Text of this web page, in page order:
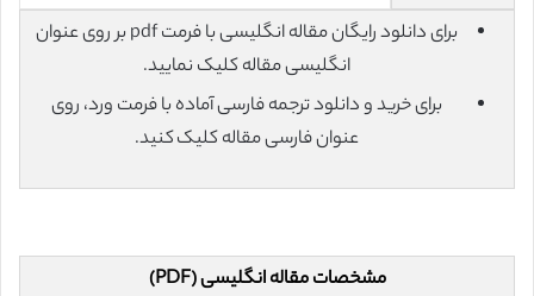
برای دانلود رایگان مقاله انگلیسی با فرمت pdf بر روی عنوان
انگلیسی مقاله کلیک نمایید.
برای خرید و دانلود ترجمه فارسی آماده با فرمت ورد، روی
عنوان فارسی مقاله کلیک کنید.
مشخصات مقاله انگلیسی (PDF)